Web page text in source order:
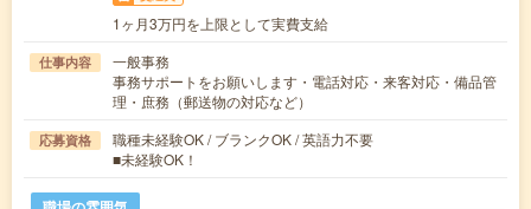
1ヶ月3万円を上限として実費支給
仕事内容
一般事務
事務サポートをお願いします・電話対応・来客対応・備品管
理・庶務（郵送物の対応など）
応募資格
職種未経験OK / ブランクOK / 英語力不要
■未経験OK！